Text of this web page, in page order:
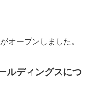
オープンしました。
ルディングスにつ